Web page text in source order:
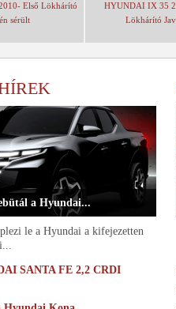
Első Lökhárító
sérült
HYUNDAI IX 35
Lökhárító
a Hyundai...
le a Hyundai a kifejezetten
SANTA FE 2,2 CRDI